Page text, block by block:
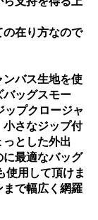
在り方なので
ンバス生地を使
バッグスモー
ップクロージャ
小さなジップ付
とした外出
に最適なバッグ
用して頂けま
で幅広く網羅